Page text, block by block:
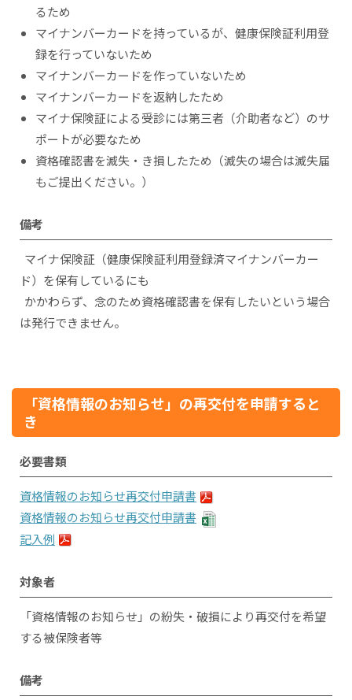
るため
マイナンバーカードを持っているが、健康保険証利用登
録を行っていないため
マイナンバーカードを作っていないため
マイナンバーカードを返納したため
マイナ保険証による受診には第三者（介助者など）のサ
ポートが必要なため
資格確認書を滅失・き損したため（滅失の場合は滅失届
もご提出ください。）
備考
マイナ保険証（健康保険証利用登録済マイナンバーカー
ド）を保有しているにも
かかわらず、念のため資格確認書を保有したいという場合
は発行できません。
「資格情報のお知らせ」の再交付を申請すると
き
必要書類
資格情報のお知らせ再交付申請書
資格情報のお知らせ再交付申請書
記入例
対象者
「資格情報のお知らせ」の紛失・破損により再交付を希望
する被保険者等
備考